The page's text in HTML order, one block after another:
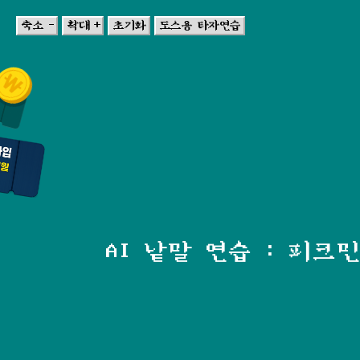
AI 낱말 연습 : 피크민
축소 - 확대 + 초기화 도스용 타자연습